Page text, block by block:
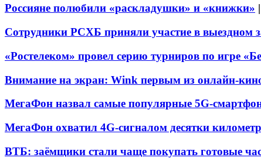
Россияне полюбили «раскладушки» и «книжки» |
Сотрудники РСХБ приняли участие в выездном
«Ростелеком» провел серию турниров по игре
Внимание на экран: Wink первым из онлайн-
МегаФон назвал самые популярные 5G-
МегаФон охватил 4G-сигналом десятки
ВТБ: заёмщики стали чаще покупать готовые